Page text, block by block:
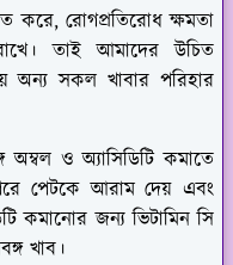
করে, রোগপ্রতিরোধ ক্ষমতা
তাই আমাদের উচিত
অন্য সকল খাবার পরিহার
অম্বল ও অ্যাসিডিটি কমাতে
পেটকে আরাম দেয় এবং
কমানোর জন্য ভিটামিন সি
খাব।